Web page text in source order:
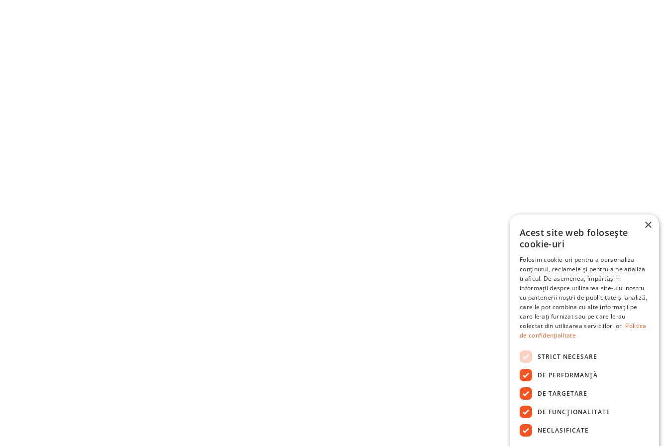
×
Acest site web folosește
cookie-uri
Folosim cookie-uri pentru a personaliza
conținutul, reclamele și pentru a ne analiza
traficul. De asemenea, împărtășim
informații despre utilizarea site-ului nostru
cu partenerii noștri de publicitate și analiză,
care le pot combina cu alte informații pe
care le-ați furnizat sau pe care le-au
colectat din utilizarea serviciilor lor. Politica
de confidențialitate
STRICT NECESARE
DE PERFORMANȚĂ
DE TARGETARE
DE FUNCŢIONALITATE
NECLASIFICATE